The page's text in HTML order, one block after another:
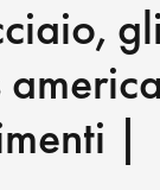
|